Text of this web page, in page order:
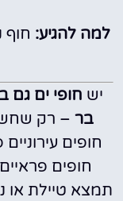
למה להגיע: חוף
יש חופי ים גם
בר – רק
חופים
חופים
תמצא טיילת או